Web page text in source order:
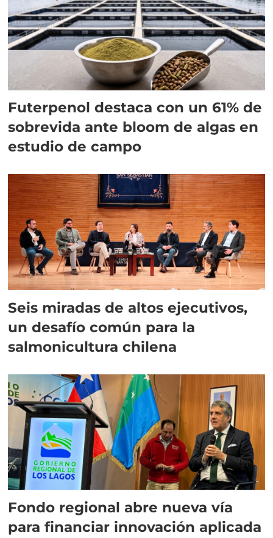
Futerpenol destaca con un 61% de
sobrevida ante bloom de algas en
estudio de campo
Seis miradas de altos ejecutivos,
un desafío común para la
salmonicultura chilena
Fondo regional abre nueva vía
para financiar innovación aplicada